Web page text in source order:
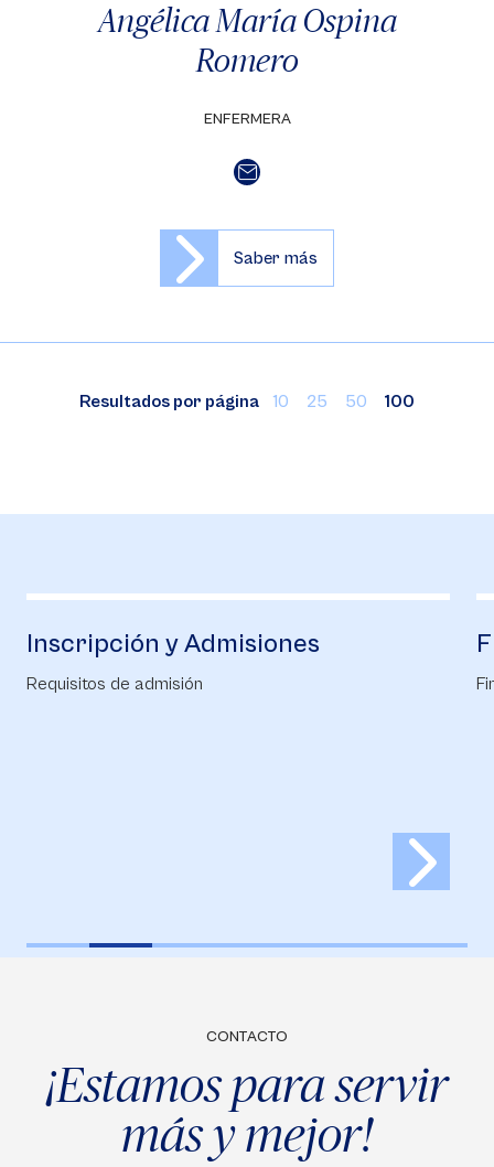
Angélica María Ospina
Romero
ENFERMERA
Saber más
Resultados por página 10 25 50 100
Financiación
Financiación
CONTACTO
¡Estamos para servir
más y mejor!